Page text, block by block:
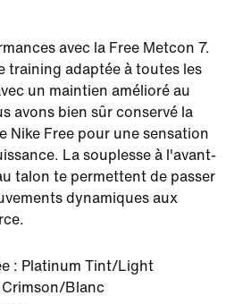
avec la Free Metcon 7.
training adaptée à toutes les
un maintien amélioré au
avons bien sûr conservé la
Nike Free pour une sensation
La souplesse à l'avant-
talon te permettent de passer
dynamiques aux
: Platinum Tint/Light
Blanc